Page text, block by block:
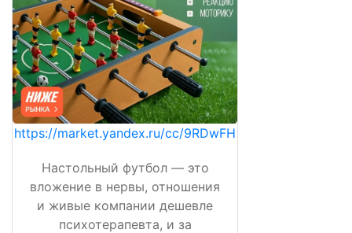
https://market.yandex.ru/cc/9RDwFH
Настольный футбол — это
вложение в нервы, отношения
и живые компании дешевле
психотерапевта, и за